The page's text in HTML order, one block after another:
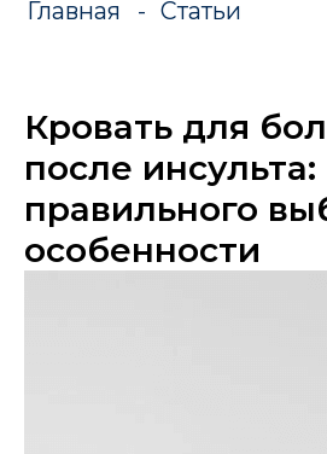
Кровать для
после
правильного
особенности